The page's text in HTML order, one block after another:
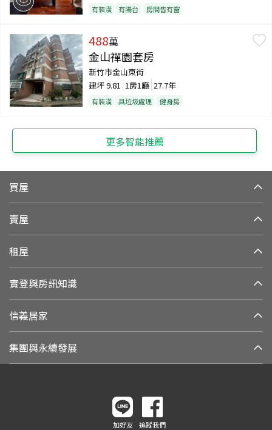
有裝潢 有陽台 房間皆有窗
488萬
金山禪園套房
新竹市金山東街
建坪9.81 1房1廳 27.7年
有裝潢 具垃圾處理 健身房
更多智能推薦
買屋
賣屋
租屋
實登與房訊知識
信義居家
集團與永續發展
加好友 追蹤我們